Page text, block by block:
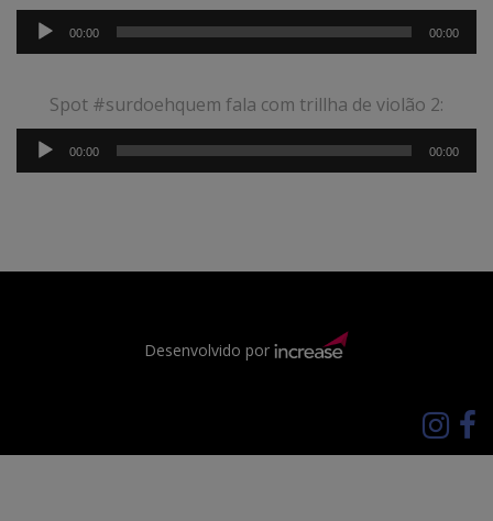
de
00:00 00:00
Spot #surdoehquem fala com trillha de violão 2:
de
00:00 00:00
Desenvolvido por